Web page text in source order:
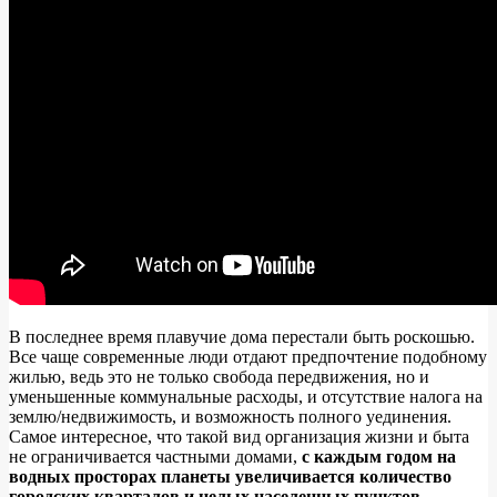
В последнее время плавучие дома перестали быть роскошью.
Все чаще современные люди отдают предпочтение подобному
жилью, ведь это не только свобода передвижения, но и
уменьшенные коммунальные расходы, и отсутствие налога на
землю/недвижимость, и возможность полного уединения.
Самое интересное, что такой вид организация жизни и быта
не ограничивается частными домами, с каждым годом на
водных просторах планеты увеличивается количество